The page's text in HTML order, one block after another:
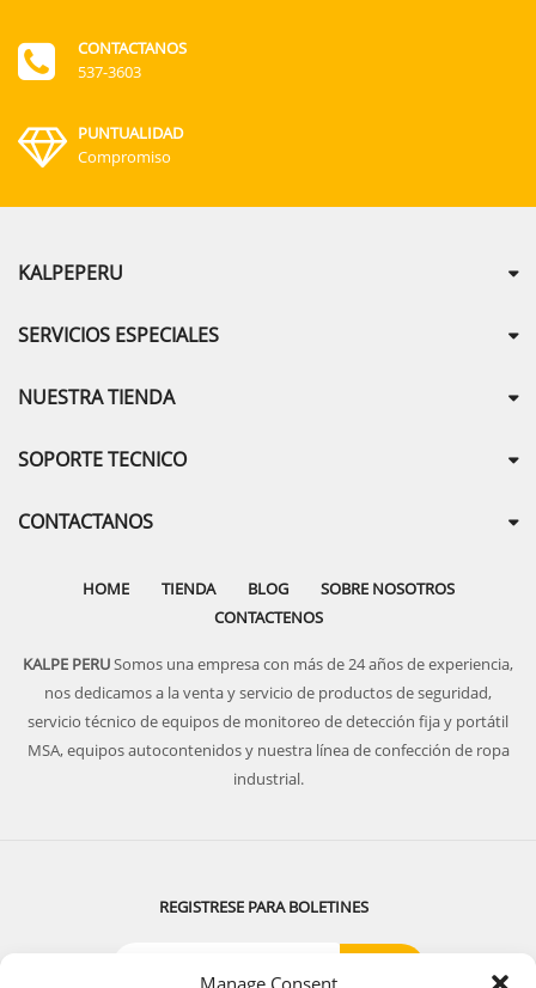
Manage Consent
CONTACTANOS
537-3603
PUNTUALIDAD
Compromiso
KALPEPERU
SERVICIOS ESPECIALES
NUESTRA TIENDA
SOPORTE TECNICO
CONTACTANOS
HOME TIENDA BLOG
SOBRE NOSOTROS
CONTACTENOS
KALPE PERUSomos una empresa con más de 24 años de experiencia,
nos dedicamos a la venta y servicio de productos de seguridad,
servicio técnico de equipos de monitoreo de detección fija y portátil
MSA, equipos autocontenidos y nuestra línea de confección de ropa
industrial.
REGISTRESE PARA BOLETINES